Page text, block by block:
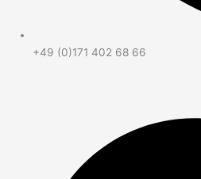
+49 (0)171 402 68 66